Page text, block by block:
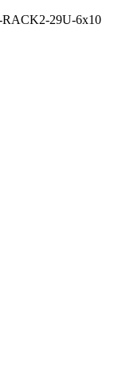
RACK2-29U-6x10